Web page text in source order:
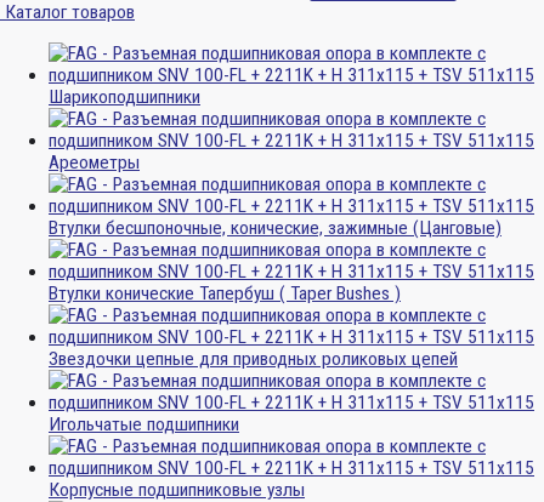
Каталог товаров
Шарикоподшипники
Ареометры
Втулки бесшпоночные, конические, зажимные (Цанговые)
Втулки конические Тапербуш ( Taper Bushes )
Звездочки цепные для приводных роликовых цепей
Игольчатые подшипники
Корпусные подшипниковые узлы